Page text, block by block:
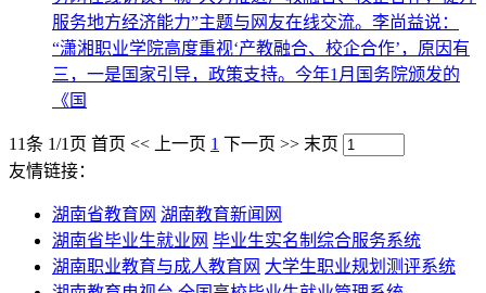
三，一是国家引导，政策支持。今年1月国务院颁发的
《国
11条 1/1页首页 << 上一页 1 下一页 >> 末页
友情链接：
湖南省教育网 湖南教育新闻网
湖南省毕业生就业网
湖南职业教育与成人教育网 大学生职业规划测评系统
湖南教育电视台 全国高校毕业生就业管理系统
全国大学生就业信息服务一体化系统 全国高等学校学生
信息咨询与就业指导中心